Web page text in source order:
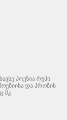
პოეზია რუპი
და პროზის
მკ